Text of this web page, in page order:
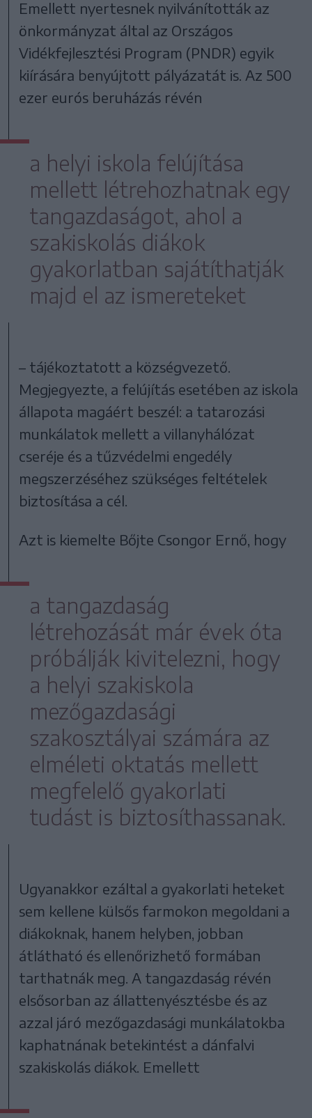
Emellett nyertesnek nyilvánították az
önkormányzat által az Országos
Vidékfejlesztési Program (PNDR) egyik
kiírására benyújtott pályázatát is. Az 500
ezer eurós beruházás révén
a helyi iskola felújítása
mellett létrehozhatnak egy
tangazdaságot, ahol a
szakiskolás diákok
gyakorlatban sajátíthatják
majd el az ismereteket
– tájékoztatott a községvezető.
Megjegyezte, a felújítás esetében az iskola
állapota magáért beszél: a tatarozási
munkálatok mellett a villanyhálózat
cseréje és a tűzvédelmi engedély
megszerzéséhez szükséges feltételek
biztosítása a cél.
Azt is kiemelte Bőjte Csongor Ernő, hogy
a tangazdaság
létrehozását már évek óta
próbálják kivitelezni, hogy
a helyi szakiskola
mezőgazdasági
szakosztályai számára az
elméleti oktatás mellett
megfelelő gyakorlati
tudást is biztosíthassanak.
Ugyanakkor ezáltal a gyakorlati heteket
sem kellene külsős farmokon megoldani a
diákoknak, hanem helyben, jobban
átlátható és ellenőrizhető formában
tarthatnák meg. A tangazdaság révén
elsősorban az állattenyésztésbe és az
azzal járó mezőgazdasági munkálatokba
kaphatnának betekintést a dánfalvi
szakiskolás diákok. Emellett